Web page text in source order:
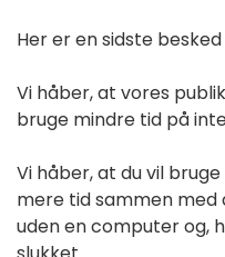
Her er en sidste
Vi håber, at vores
bruge mindre tid på
Vi håber, at du vil
mere tid sammen med
uden en computer og,